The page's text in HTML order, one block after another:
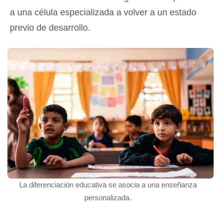
a una célula especializada a volver a un estado
previo de desarrollo.
La diferenciación educativa se asocia a una enseñanza
personalizada.